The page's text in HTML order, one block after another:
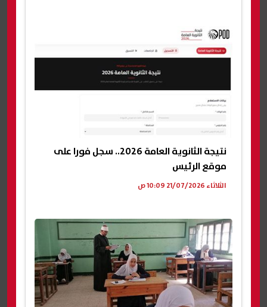
نتيجة الثانوية العامة 2026.. سجل فورا على
موقع الرئيس
الثلاثاء 21/07/2026 10:09 ص